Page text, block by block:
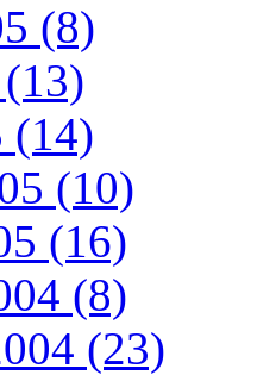
(8)
(14)
(10)
(16)
(8)
(23)